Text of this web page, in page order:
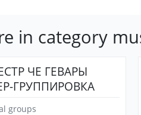
in category
ЧЕ ГЕВАРЫ
ГРУППИРОВКА
groups